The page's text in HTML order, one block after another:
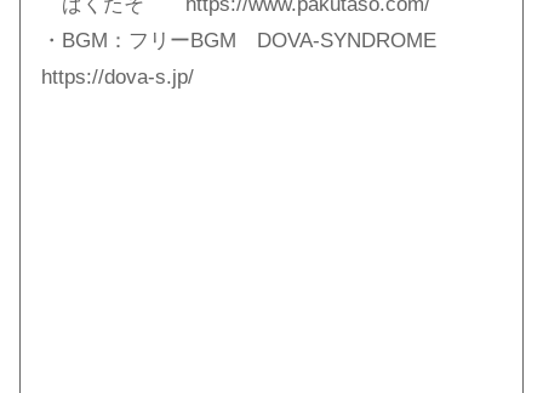
・BGM：フリーBGM DOVA-SYNDROME
https://dova-s.jp/​